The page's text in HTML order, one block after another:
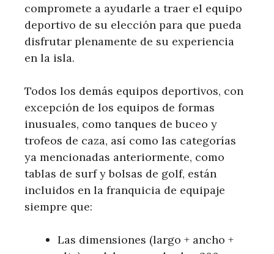
compromete a ayudarle a traer el equipo
deportivo de su elección para que pueda
disfrutar plenamente de su experiencia
en la isla.
Todos los demás equipos deportivos, con
excepción de los equipos de formas
inusuales, como tanques de buceo y
trofeos de caza, así como las categorías
ya mencionadas anteriormente, como
tablas de surf y bolsas de golf, están
incluidos en la franquicia de equipaje
siempre que:
Las dimensiones (largo + ancho +